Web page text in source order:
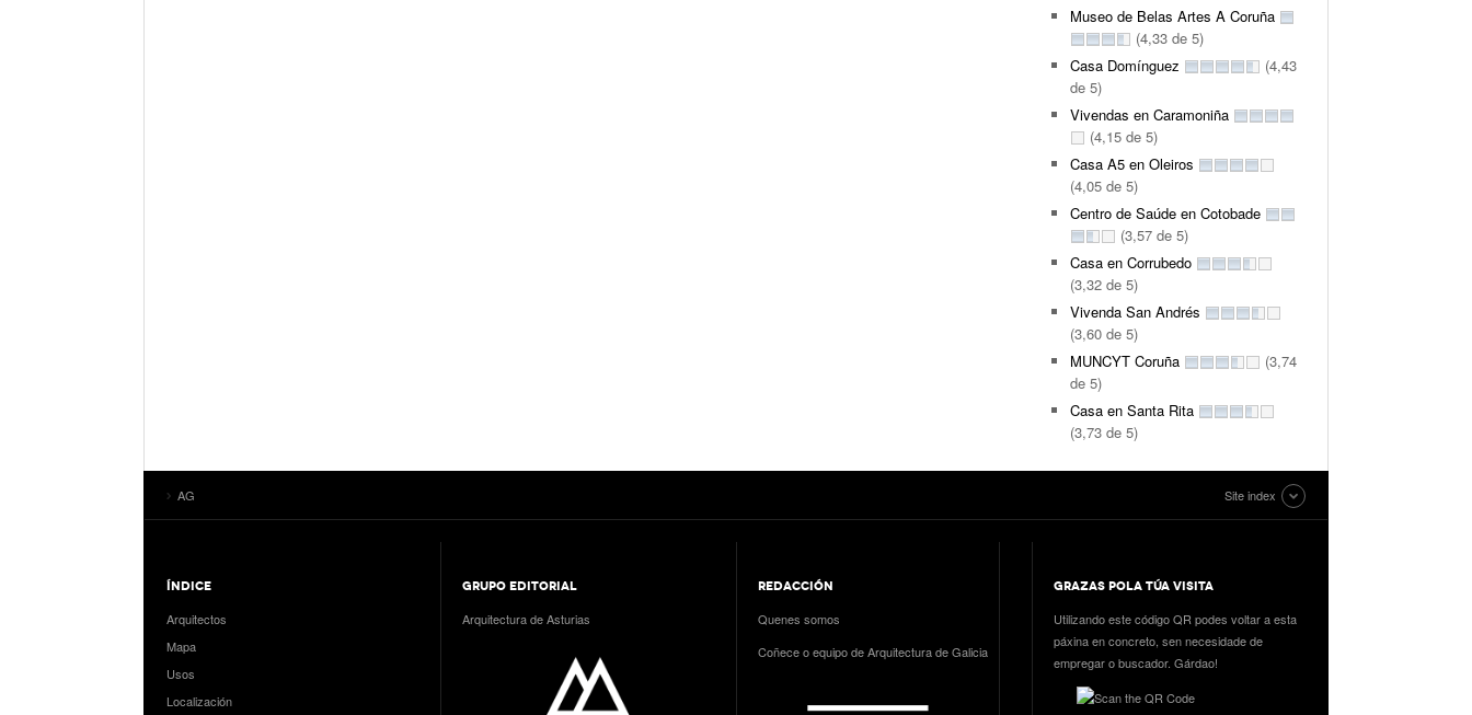
Museo de Belas Artes A Coruña
(4,33 de 5)
Casa Domínguez
(4,43
de 5)
Vivendas en Caramoniña
(4,15 de 5)
Casa A5 en Oleiros
(4,05 de 5)
Centro de Saúde en Cotobade
(3,57 de 5)
Casa en Corrubedo
(3,32 de 5)
Vivenda San Andrés
(3,60 de 5)
MUNCYT Coruña
(3,74
de 5)
Casa en Santa Rita
(3,73 de 5)
AG Site index
ÍNDICE
Arquitectos
Mapa
Usos
Localización
GRUPO EDITORIAL
Arquitectura de Asturias
REDACCIÓN
Quenes somos
Coñece o equipo de Arquitectura de Galicia
GRAZAS POLA TÚA VISITA
Utilizando este código QR podes voltar a esta
páxina en concreto, sen necesidade de
empregar o buscador. Gárdao!